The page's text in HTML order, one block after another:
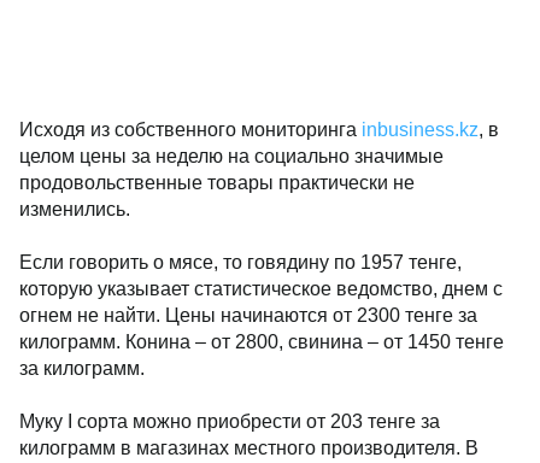
Исходя из собственного мониторинга inbusiness.kz, в
целом цены за неделю на социально значимые
продовольственные товары практически не
изменились.
Если говорить о мясе, то говядину по 1957 тенге,
которую указывает статистическое ведомство, днем с
огнем не найти. Цены начинаются от 2300 тенге за
килограмм. Конина – от 2800, свинина – от 1450 тенге
за килограмм.
Муку I сорта можно приобрести от 203 тенге за
килограмм в магазинах местного производителя. В